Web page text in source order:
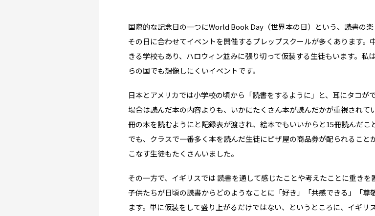
Why UK?
なぜイギリス留学？
Why WO?
渡邊オフィスを選ぶ理由
About us
渡邊オフィスとは
ス
プ
国際的な記念日の一つにWorld Book Day（世界本の日）という、読書の
その日に合わせてイベントを開催するプレップスクールが多くあります
きる学校もあり、ハロウィン並みに張り切って仮装する生徒もいます。私
らの国でも想像しにくいイベントです。
日本とアメリカでは小学校の頃から「読書をするように」と、耳にタコが
場合は読んだ本の内容よりも、いかにたくさん本が読んだかが重視されて
冊の本を読むようにと記録表が渡され、絵本でもいいからと15冊読んだ
でも、クラスで一番多く本を読んだ生徒にピザ屋の商品券が配られること
こなす生徒もたくさんいました。
その一方で、イギリスでは 読書を通して感じたことや考えたことに重きを
子供たちが日頃の読書からどのようなことに「好き」「共感できる」「尊
ます。単に仮装をして盛り上がるだけではない、というところに、イギリ